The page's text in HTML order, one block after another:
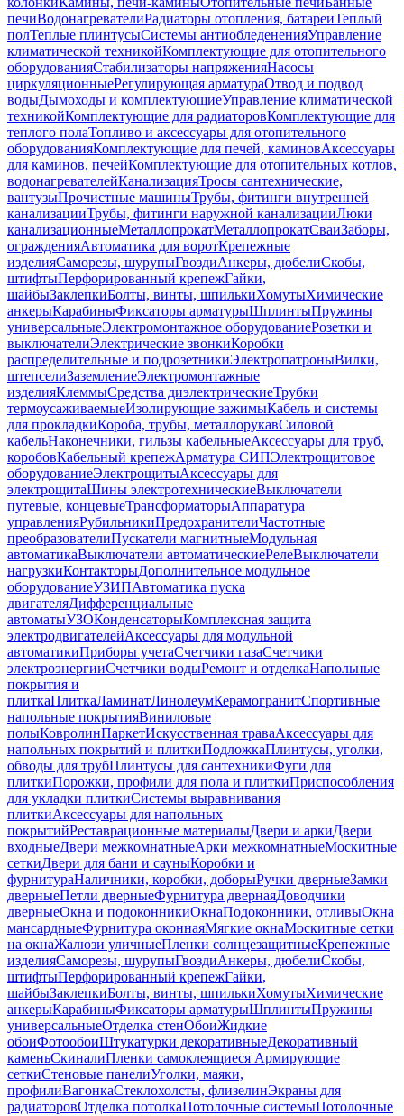
печиВодонагревателиРадиаторы отопления, батареиТеплый
полТеплые плинтусыСистемы антиобледененияУправление
климатической техникойКомплектующие для отопительного
оборудованияСтабилизаторы напряженияНасосы
циркуляционныеРегулирующая арматураОтвод и подвод
водыДымоходы и комплектующиеУправление климатической
техникойКомплектующие для радиаторовКомплектующие для
теплого полаТопливо и аксессуары для отопительного
оборудованияКомплектующие для печей, каминовАксессуары
для каминов, печейКомплектующие для отопительных котлов,
водонагревателейКанализацияТросы сантехнические,
вантузыПрочистные машиныТрубы, фитинги внутренней
канализацииТрубы, фитинги наружной канализацииЛюки
канализационныеМеталлопрокатМеталлопрокатСваиЗаборы,
огражденияАвтоматика для воротКрепежные
изделияСаморезы, шурупыГвоздиАнкеры, дюбелиСкобы,
штифтыПерфорированный крепежГайки,
шайбыЗаклепкиБолты, винты, шпилькиХомутыХимические
анкерыКарабиныФиксаторы арматурыШплинтыПружины
универсальныеЭлектромонтажное оборудованиеРозетки и
выключателиЭлектрические звонкиКоробки
распределительные и подрозетникиЭлектропатроныВилки,
штепселиЗаземлениеЭлектромонтажные
изделияКлеммыСредства диэлектрическиеТрубки
термоусаживаемыеИзолирующие зажимыКабель и системы
для прокладкиКороба, трубы, металлорукавСиловой
кабельНаконечники, гильзы кабельныеАксессуары для труб,
коробовКабельный крепежАрматура СИПЭлектрощитовое
оборудованиеЭлектрощитыАксессуары для
электрощитаШины электротехническиеВыключатели
путевые, концевыеТрансформаторыАппаратура
управленияРубильникиПредохранителиЧастотные
преобразователиПускатели магнитныеМодульная
автоматикаВыключатели автоматическиеРелеВыключатели
нагрузкиКонтакторыДополнительное модульное
оборудованиеУЗИПАвтоматика пуска
двигателяДифференциальные
автоматыУЗОКонденсаторыКомплексная защита
электродвигателейАксессуары для модульной
автоматикиПриборы учетаСчетчики газаСчетчики
электроэнергииСчетчики водыРемонт и отделкаНапольные
покрытия и
плиткаПлиткаЛаминатЛинолеумКерамогранитСпортивные
напольные покрытияВиниловые
полыКовролинПаркетИскусственная траваАксессуары для
напольных покрытий и плиткиПодложкаПлинтусы, уголки,
обводы для трубПлинтусы для сантехникиФуги для
плиткиПорожки, профили для пола и плиткиПриспособления
для укладки плиткиСистемы выравнивания
плиткиАксессуары для напольных
покрытийРеставрационные материалыДвери и аркиДвери
входныеДвери межкомнатныеАрки межкомнатныеМоскитные
сеткиДвери для бани и сауныКоробки и
фурнитураНаличники, коробки, доборыРучки дверныеЗамки
дверныеПетли дверныеФурнитура двернаяДоводчики
дверныеОкна и подоконникиОкнаПодоконники, отливыОкна
мансардныеФурнитура оконнаяМягкие окнаМоскитные сетки
на окнаЖалюзи уличныеПленки солнцезащитныеКрепежные
изделияСаморезы, шурупыГвоздиАнкеры, дюбелиСкобы,
штифтыПерфорированный крепежГайки,
шайбыЗаклепкиБолты, винты, шпилькиХомутыХимические
анкерыКарабиныФиксаторы арматурыШплинтыПружины
универсальныеОтделка стенОбоиЖидкие
обоиФотообоиШтукатурки декоративныеДекоративный
каменьСкиналиПленки самоклеящиеся Армирующие
сеткиСтеновые панелиУголки, маяки,
профилиВагонкаСтеклохолсты, флизелинЭкраны для
радиаторовОтделка потолкаПотолочные системыПотолочные